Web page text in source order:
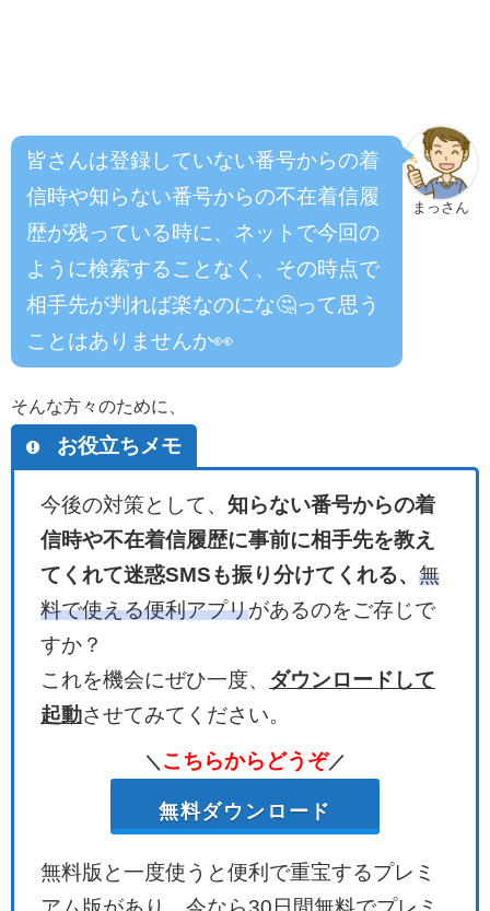
まっさん
皆さんは登録していない番号からの着
信時や知らない番号からの不在着信履
歴が残っている時に、ネットで今回の
ように検索することなく、その時点で
相手先が判れば楽なのにな🤔って思う
ことはありませんか👀
そんな方々のために、
お役立ちメモ
今後の対策として、 知らない番号からの着
信時や不在着信履歴に事前に相手先を教え
てくれて迷惑SMSも振り分けてくれる、 無
料で使える便利アプリがあるのをご存じで
すか？
これを機会にぜひ一度、 ダウンロード して
起動させてみてください。
＼ こちらからどうぞ／
無料ダウンロード
無料版と一度使うと便利で重宝するプレミ